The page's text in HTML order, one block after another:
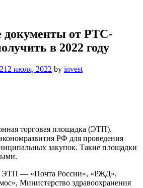
от РТС-
в 2022 году
12 июля, 2022 by invest
торговая площадка (ЭТП).
РФ для проведения
закупок. Такие площадки
ЭТП — «Почта России», «РЖД»,
Министерство здравоохранения